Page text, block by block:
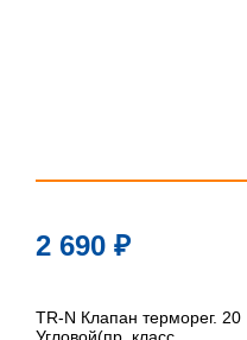
2 690 ₽
TR-N Клапан терморег. 20